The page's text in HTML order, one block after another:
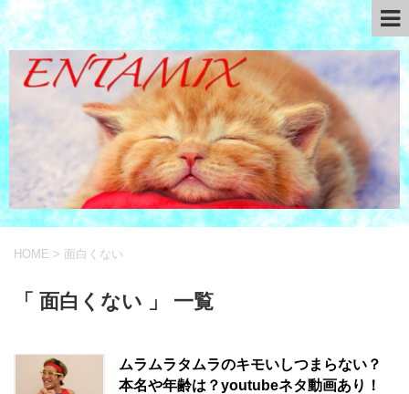
HOME > 面白くない
「 面白くない 」 一覧
ムラムラタムラのキモいしつまらない？
本名や年齢は？youtubeネタ動画あり！